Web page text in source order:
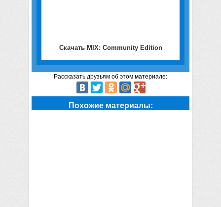
Скачать MIX: Community Edition
Рассказать друзьям об этом материале:
Похожие материалы: